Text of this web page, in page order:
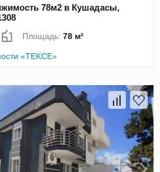
78м2 в Кушадасы,
Площадь:78 м²
«TEKCE»